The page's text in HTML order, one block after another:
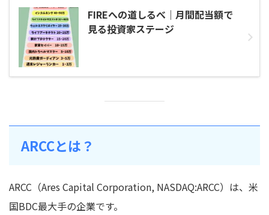
FIREへの道しるべ｜月間配当額で
見る投資家ステージ
ARCCとは？
ARCC（Ares Capital Corporation, NASDAQ:ARCC）は、米
国BDC最大手の企業です。